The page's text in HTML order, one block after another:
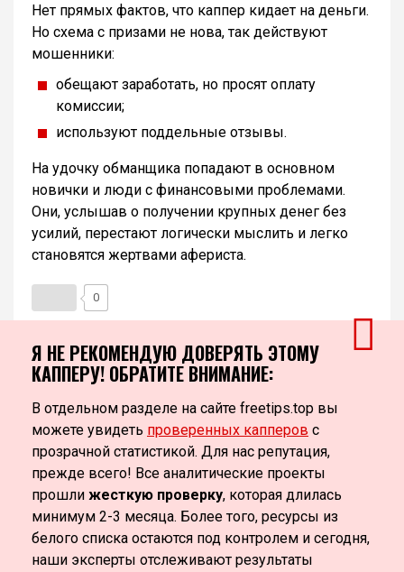
Нет прямых фактов, что каппер кидает на деньги.
Но схема с призами не нова, так действуют
мошенники:
обещают заработать, но просят оплату
комиссии;
используют поддельные отзывы.
На удочку обманщика попадают в основном
новички и люди с финансовыми проблемами.
Они, услышав о получении крупных денег без
усилий, перестают логически мыслить и легко
становятся жертвами афериста.
0
Я НЕ РЕКОМЕНДУЮ ДОВЕРЯТЬ ЭТОМУ
КАППЕРУ! ОБРАТИТЕ ВНИМАНИЕ:
В отдельном разделе на сайте freetips.top вы
можете увидеть проверенных капперов с
прозрачной статистикой. Для нас репутация,
прежде всего! Все аналитические проекты
прошли жесткую проверку, которая длилась
минимум 2-3 месяца. Более того, ресурсы из
белого списка остаются под контролем и сегодня,
наши эксперты отслеживают результаты